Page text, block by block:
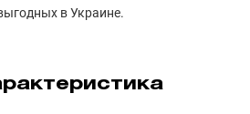
в Украине.